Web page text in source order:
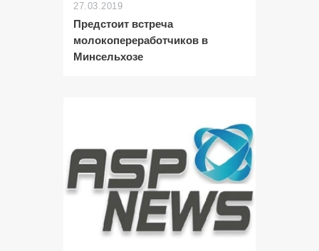
27.03.2019
Предстоит встреча
молокопереработчиков в
Минсельхозе